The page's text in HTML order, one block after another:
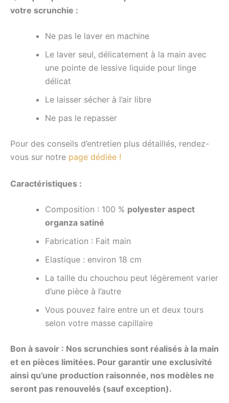
votre scrunchie :
Ne pas le laver en machine
Le laver seul, délicatement à la main avec
une pointe de lessive liquide pour linge
délicat
Le laisser sécher à l’air libre
Ne pas le repasser
Pour des conseils d’entretien plus détaillés, rendez-
vous sur notre page dédiée !
Caractéristiques :
Composition : 100 % polyester aspect
organza satiné
Fabrication : Fait main
Elastique : environ 18 cm
La taille du chouchou peut légèrement varier
d’une pièce à l’autre
Vous pouvez faire entre un et deux tours
selon votre masse capillaire
Bon à savoir : Nos scrunchies sont réalisés à la main
et en pièces limitées. Pour garantir une exclusivité
ainsi qu’une production raisonnée, nos modèles ne
seront pas renouvelés (sauf exception).